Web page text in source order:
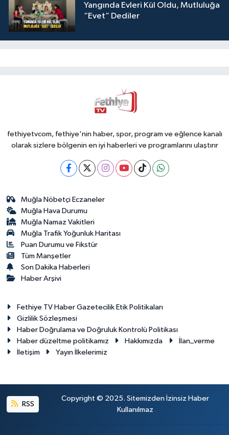
Yangında Evleri Kül Oldu, Mutluluğa
“Evet” Dediler
fethiyetvcom, fethiye'nin haber, spor, program ve eğlence kanalı
olarak sizlere bölgenin en iyi haberleri ve programlarını ulaştırır
Muğla Nöbetçi Eczaneler
Muğla Hava Durumu
Muğla Namaz Vakitleri
Muğla Trafik Yoğunluk Haritası
Puan Durumu ve Fikstür
Tüm Manşetler
Son Dakika Haberleri
Haber Arşivi
Fethiye TV Haber Gazetecilik Etik Politikaları
Gizlilik Sözleşmesi
Haber Doğrulama ve Doğruluk Kontrolü Politikası
Haber düzeltme politikamız
Hakkımızda
İlan_verme
İletişim
Yayın İlkelerimiz
RSS
Copyright © 2025. Sitemizden İzinsiz Haber
Kullanılmaz